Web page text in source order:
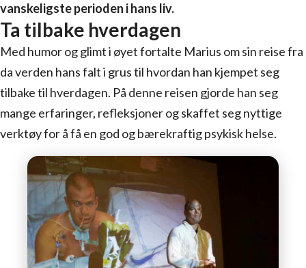
vanskeligste perioden i hans liv.
Ta tilbake hverdagen
Med humor og glimt i øyet fortalte Marius om sin reise fra
da verden hans falt i grus til hvordan han kjempet seg
tilbake til hverdagen. På denne reisen gjorde han seg
mange erfaringer, refleksjoner og skaffet seg nyttige
verktøy for å få en god og bærekraftig psykisk helse.